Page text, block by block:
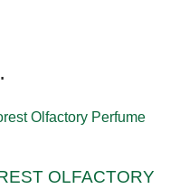
OLFACTORY